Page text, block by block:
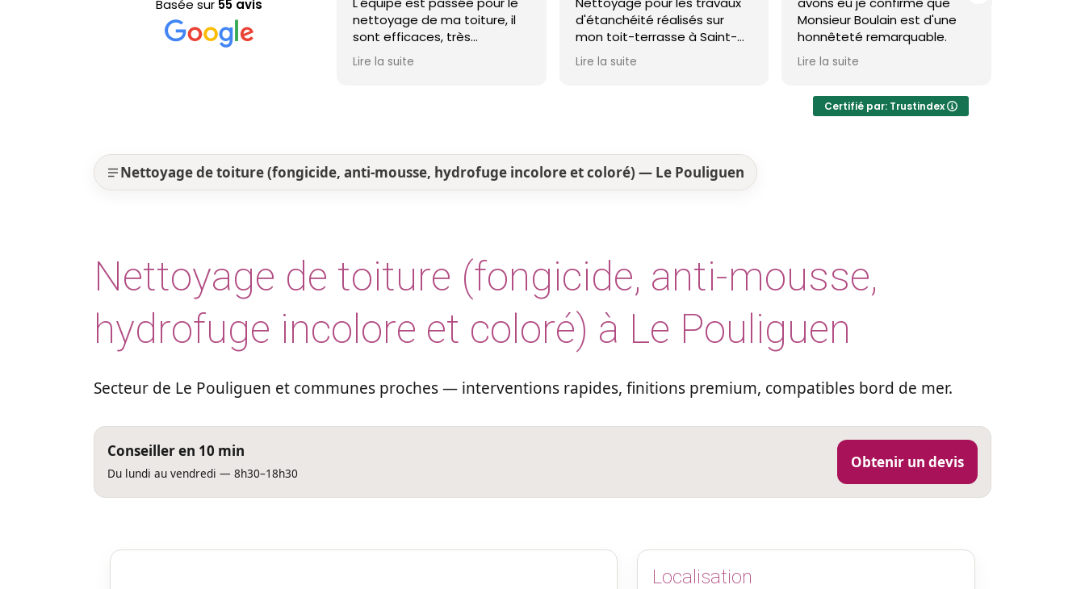
Basée sur 55 avis
nettoyage de ma toiture, il
sont efficaces, très
professionnels et ma toiture
est nickel ! Je recommande !
Lire la suite
d'étanchéité réalisés sur
mon toit-terrasse à Saint-
Nazaire. Entreprise réactive,
professionnelle et agréable.
yeux fermés !
Lire la suite
Monsieur Boulain est d'une
honnêteté remarquable.
Lire la suite
Certifié par: Trustindex
Nettoyage de toiture (fongicide, anti-mousse, hydrofuge incolore et coloré) — Le Pouliguen
Nettoyage de toiture (fongicide, anti-mousse,
hydrofuge incolore et coloré) à Le Pouliguen
Secteur de Le Pouliguen et communes proches — interventions rapides, finitions premium, compatibles bord de mer.
Conseiller en 10 min
Du lundi au vendredi — 8h30–18h30
Obtenir un devis
Localisation